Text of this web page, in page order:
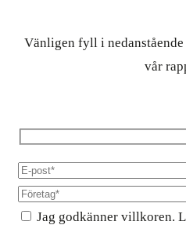
Vänligen fyll i
vår
Jag godkänner villkoren.